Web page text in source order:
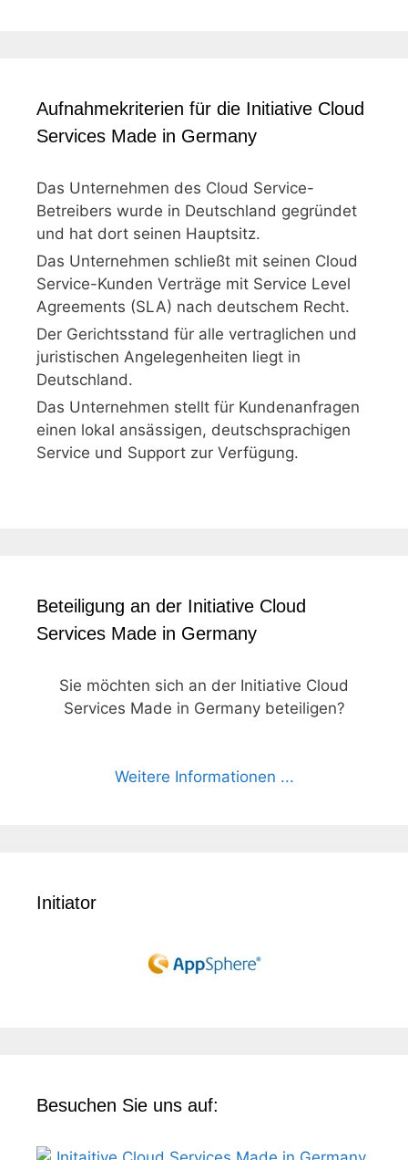
Aufnahmekriterien für die Initiative Cloud
Services Made in Germany
Das Unternehmen des Cloud Service-
Betreibers wurde in Deutschland gegründet
und hat dort seinen Hauptsitz.
Das Unternehmen schließt mit seinen Cloud
Service-Kunden Verträge mit Service Level
Agreements (SLA) nach deutschem Recht.
Der Gerichtsstand für alle vertraglichen und
juristischen Angelegenheiten liegt in
Deutschland.
Das Unternehmen stellt für Kundenanfragen
einen lokal ansässigen, deutschsprachigen
Service und Support zur Verfügung.
Beteiligung an der Initiative Cloud
Services Made in Germany
Sie möchten sich an der Initiative Cloud
Services Made in Germany beteiligen?
Weitere Informationen ...
Initiator
Besuchen Sie uns auf: